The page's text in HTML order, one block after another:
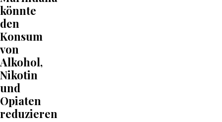
könnte
den
Konsum
von
Alkohol,
Nikotin
und
Opiaten
reduzieren